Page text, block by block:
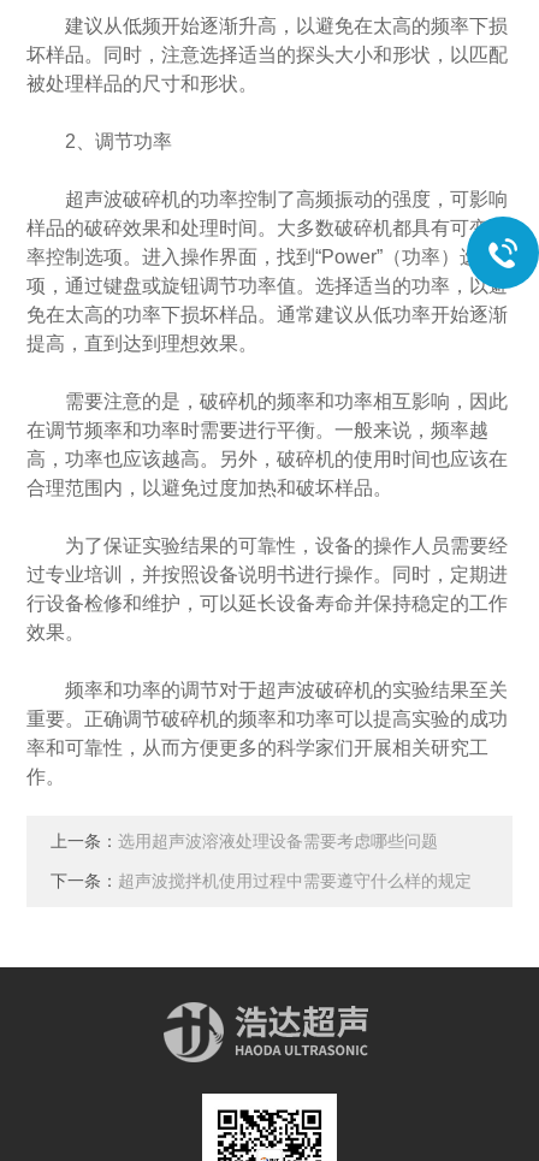
建议从低频开始逐渐升高，以避免在太高的频率下损
坏样品。同时，注意选择适当的探头大小和形状，以匹配
被处理样品的尺寸和形状。
2、调节功率
超声波破碎机的功率控制了高频振动的强度，可影响
样品的破碎效果和处理时间。大多数破碎机都具有可变功
率控制选项。进入操作界面，找到“Power”（功率）选
项，通过键盘或旋钮调节功率值。选择适当的功率，以避
免在太高的功率下损坏样品。通常建议从低功率开始逐渐
提高，直到达到理想效果。
需要注意的是，破碎机的频率和功率相互影响，因此
在调节频率和功率时需要进行平衡。一般来说，频率越
高，功率也应该越高。另外，破碎机的使用时间也应该在
合理范围内，以避免过度加热和破坏样品。
为了保证实验结果的可靠性，设备的操作人员需要经
过专业培训，并按照设备说明书进行操作。同时，定期进
行设备检修和维护，可以延长设备寿命并保持稳定的工作
效果。
频率和功率的调节对于超声波破碎机的实验结果至关
重要。正确调节破碎机的频率和功率可以提高实验的成功
率和可靠性，从而方便更多的科学家们开展相关研究工
作。
上一条：选用超声波溶液处理设备需要考虑哪些问题
下一条： 超声波搅拌机使用过程中需要遵守什么样的规定